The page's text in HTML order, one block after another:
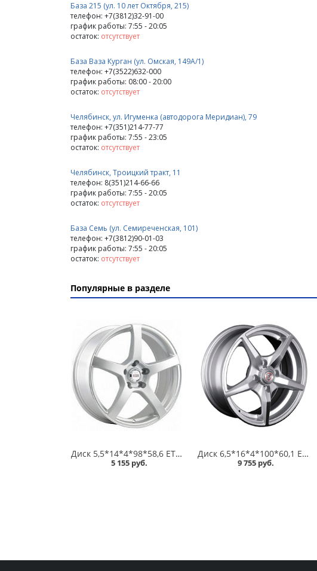
База 215 (ул. 10 лет Октября, 215)
телефон: +7(3812)32-91-00
график работы: 7:55 - 20:05
остаток: отсутствует
База Ваза Курган (ул. Омская, 149А/1)
телефон: +7(3522)632-000
график работы: 08:00 - 20:00
остаток: отсутствует
Челябинск, ул. Игуменка (автодорога Меридиан), 79
телефон: +7(351)214-77-77
график работы: 7:55 - 23:05
остаток: отсутствует
Челябинск, Троицкий тракт, 11
телефон: 8(351)214-66-66
график работы: 7:55 - 20:05
остаток: отсутствует
База Семь (ул. Семиреченская, 101)
телефон: +7(3812)90-01-03
график работы: 7:55 - 20:05
остаток: отсутствует
Популярные в разделе
Диск 5,5*14*4*98*58,6 ET35 Alcasta M32 S /серебристый/ в Кургане
5 155 руб.
Диск 6,5*16*4*100*60,1 ET50 NZ F-30 SF /серебристый полированный/ в Кургане
9 755 руб.